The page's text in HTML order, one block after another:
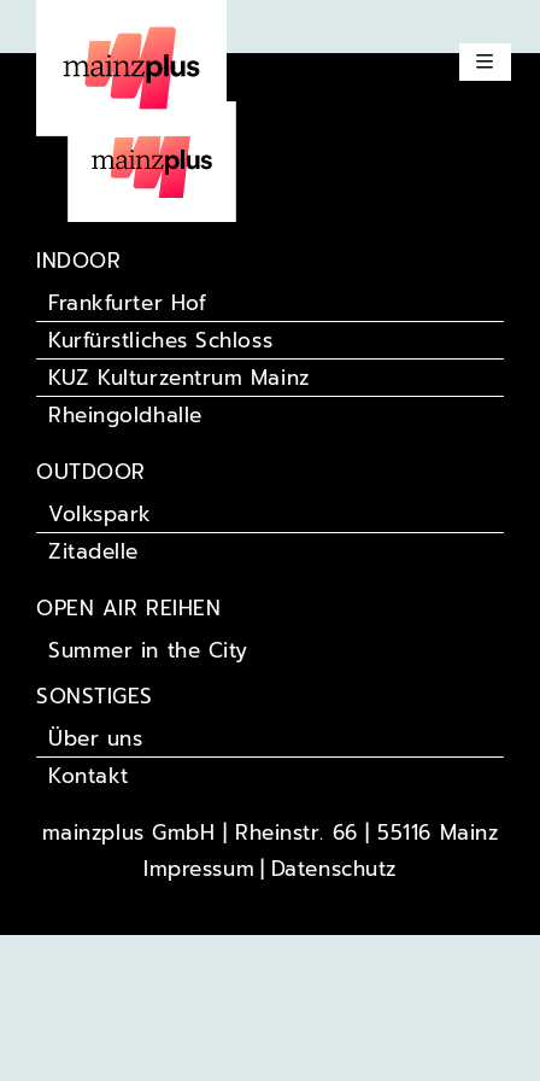
Silbermond
INDOOR
Frankfurter Hof
Kurfürstliches Schloss
KUZ Kulturzentrum Mainz
Rheingoldhalle
OUTDOOR
Volkspark
Zitadelle
OPEN AIR REIHEN
Summer in the City
SONSTIGES
Über uns
Kontakt
mainzplus GmbH | Rheinstr. 66 | 55116 Mainz
Impressum
Datenschutz